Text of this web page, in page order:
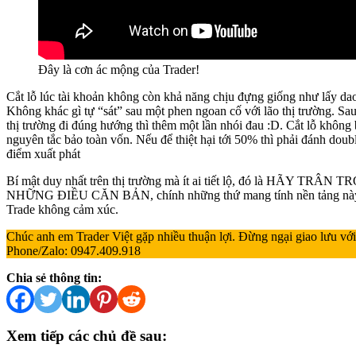
Đây là cơn ác mộng của Trader!
Cắt lỗ lúc tài khoản không còn khả năng chịu đựng giống như lấy
Không khác gì tự “sát” sau một phen ngoan cố với lão thị trường.
thị trường đi đúng hướng thì thêm một lần nhói đau :D. Cắt lỗ
nguyên tắc bảo toàn vốn. Nếu để thiệt hại tới 50% thì phải đánh
điểm xuất phát
Bí mật duy nhất trên thị trường mà ít ai tiết lộ, đó là HÃY TRÂN
NHỮNG ĐIỀU CĂN BẢN, chính những thứ mang tính nền tảng
Trade không cảm xúc.
Chúc anh em Trader Việt gặp nhiều thuận lợi. Đừng ngại giao lưu
Phone/Zalo: 0947.409.918
Chia sẻ thông tin:
Xem tiếp các chủ đề sau: